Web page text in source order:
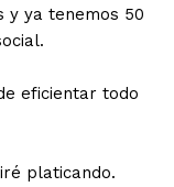
y ya tenemos 50
eficientar todo
platicando.